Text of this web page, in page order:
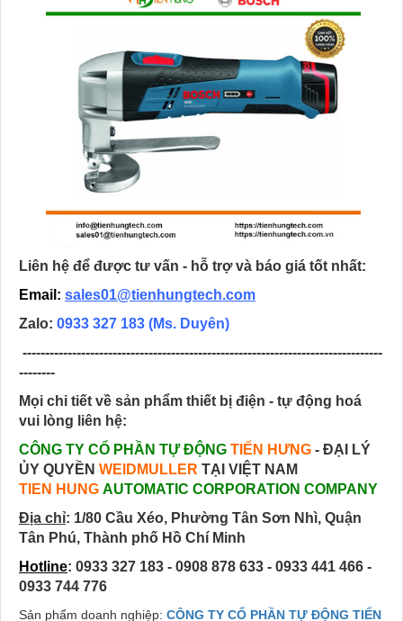
Liên hệ để được tư vấn - hỗ trợ và báo giá tốt nhất:
Email: sales01@tienhungtech.com
Zalo: 0933 327 183 (Ms. Duyên)
--------------------------------------------------------------------------------
--------
Mọi chi tiết về sản phẩm thiết bị điện - tự động hoá
vui lòng liên hệ:
CÔNG TY CỔ PHẦN TỰ ĐỘNG TIẾN HƯNG - ĐẠI LÝ
ỦY QUYỀN WEIDMULLER TẠI VIỆT NAM
TIEN HUNG AUTOMATIC CORPORATION COMPANY
Địa chỉ: 1/80 Cầu Xéo, Phường Tân Sơn Nhì, Quận
Tân Phú, Thành phố Hồ Chí Minh
Hotline: 0933 327 183 - 0908 878 633 - 0933 441 466 -
0933 744 776
Sản phẩm doanh nghiệp: CÔNG TY CỔ PHẦN TỰ ĐỘNG TIẾN